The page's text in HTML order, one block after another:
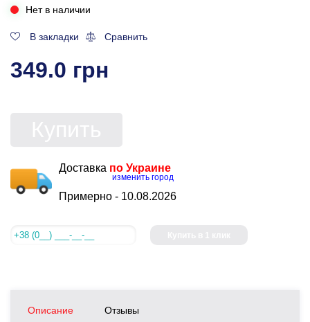
Нет в наличии
В закладки Сравнить
349.0 грн
Доставка по Украине
изменить город
Примерно - 10.08.2026
Описание Отзывы